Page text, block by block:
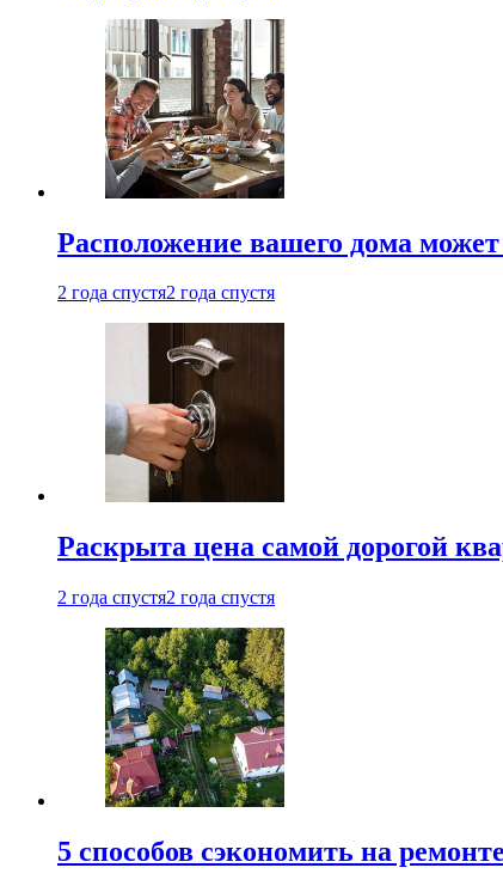
Расположение вашего дома
2 года спустя2 года спустя
Раскрыта цена самой дорогой
2 года спустя2 года спустя
5 способов сэкономить на